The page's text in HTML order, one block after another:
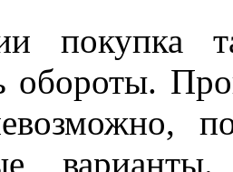
покупка
обороты.